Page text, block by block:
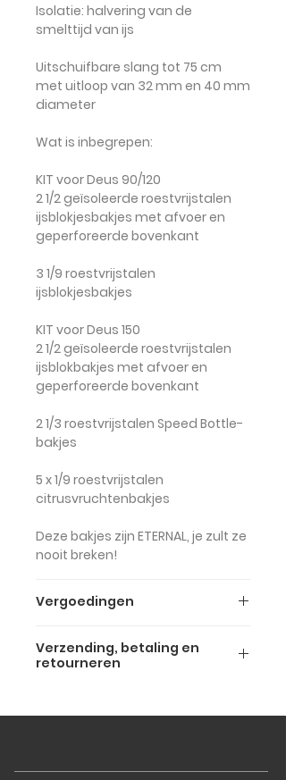
Isolatie: halvering van de
smelttijd van ijs
Uitschuifbare slang tot 75 cm
met uitloop van 32 mm en 40 mm
diameter
Wat is inbegrepen:
KIT voor Deus 90/120
2 1/2 geïsoleerde roestvrijstalen
ijsblokjesbakjes met afvoer en
geperforeerde bovenkant
3 1/9 roestvrijstalen
ijsblokjesbakjes
KIT voor Deus 150
2 1/2 geïsoleerde roestvrijstalen
ijsblokbakjes met afvoer en
geperforeerde bovenkant
2 1/3 roestvrijstalen Speed Bottle-
bakjes
5 x 1/9 roestvrijstalen
citrusvruchtenbakjes
Deze bakjes zijn ETERNAL, je zult ze
nooit breken!
Vergoedingen
btw (btw 22%).
Verzending, betaling en
retourneren
We verzenden zowel in Italië als
Italië is gratis bij een bestelling